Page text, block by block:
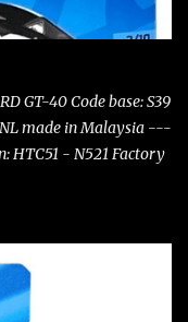
GT-40 Code base: S39
NL made in Malaysia ---
HTC51 - N521 Factory